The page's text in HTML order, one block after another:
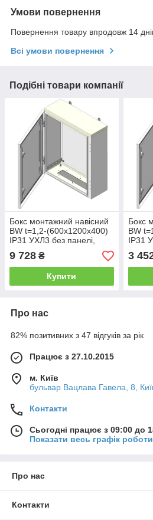
Умови повернення
Повернення товару впродовж 14
Всі умови повернення
Подібні товари компанії
Бокс монтажний навісний
BW t=1,2-(600х1200х400)
IP31 УХЛ3 без панелі,
метал. замок Білмакс
9 728 ₴
Купити
Бокс
BW
IP31
3
Про нас
82% позитивних з 47 відгуків за рік
Працює з 27.10.2015
м. Київ
бульвар Вацлава Гавела, 8,
Контакти
Сьогодні працює з 09:00 до
Показати весь графік роботи
Про нас
Контакти